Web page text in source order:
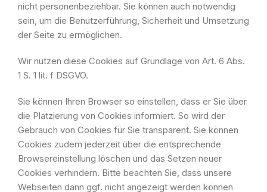
nicht personenbeziehbar. Sie können auch notwendig
sein, um die Benutzerführung, Sicherheit und Umsetzung
der Seite zu ermöglichen.
Wir nutzen diese Cookies auf Grundlage von Art. 6 Abs.
1 S. 1 lit. f DSGVO.
Sie können Ihren Browser so einstellen, dass er Sie über
die Platzierung von Cookies informiert. So wird der
Gebrauch von Cookies für Sie transparent. Sie können
Cookies zudem jederzeit über die entsprechende
Browsereinstellung löschen und das Setzen neuer
Cookies verhindern. Bitte beachten Sie, dass unsere
Webseiten dann ggf. nicht angezeigt werden können